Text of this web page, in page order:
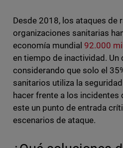
Desde 2018, los ataques de
organizaciones sanitarias
economía mundial 92.000
en tiempo de inactividad. Un
considerando que solo el
sanitarios utiliza la
hacer frente a los incidentes
este un punto de entrada
escenarios de ataque.